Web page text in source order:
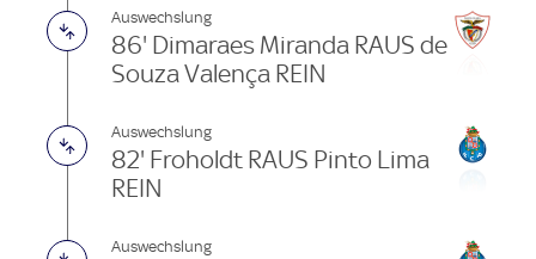
Auswechslung
86' Dimaraes Miranda RAUS de
Souza Valença REIN
Auswechslung
82' Froholdt RAUS Pinto Lima
REIN
Auswechslung